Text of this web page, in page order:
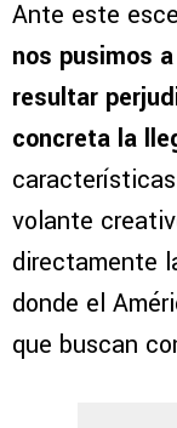
Ante este
nos pusimos
resultar
concreta la
volante
directamente
donde el
que buscan